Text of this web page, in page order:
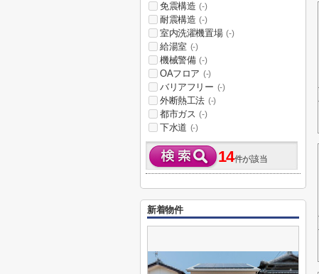
免震構造 (-)
耐震構造 (-)
室内洗濯機置場 (-)
給湯室 (-)
機械警備 (-)
OAフロア (-)
バリアフリー (-)
外断熱工法 (-)
都市ガス (-)
下水道 (-)
14件が該当
新着物件